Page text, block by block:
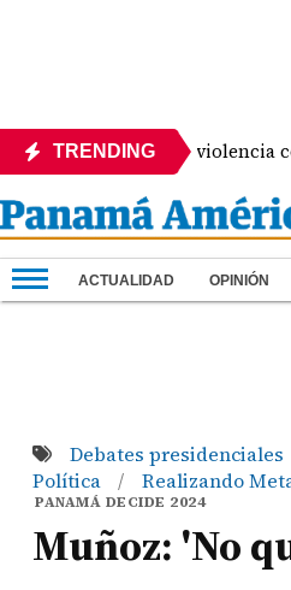
TRENDING
crisis de violencia contra
ACTUALIDAD OPINIÓN
Debates presidenciales
Política / Realizando
PANAMÁ DECIDE 2024
Muñoz: 'No